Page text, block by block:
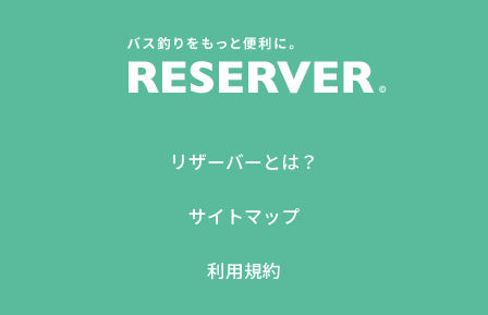
リザーバーとは？
サイトマップ
利用規約